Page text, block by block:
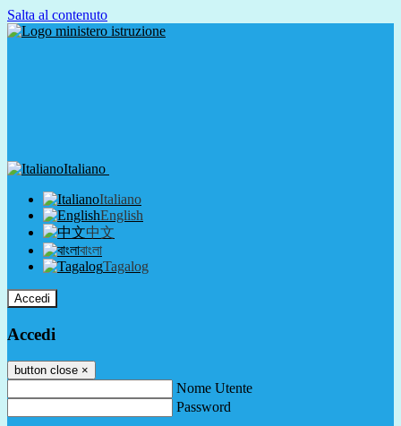
Salta al contenuto
Italiano
Italiano
English
中文
বাংলা
Tagalog
Accedi
Accedi
button close ×
Nome Utente
Password